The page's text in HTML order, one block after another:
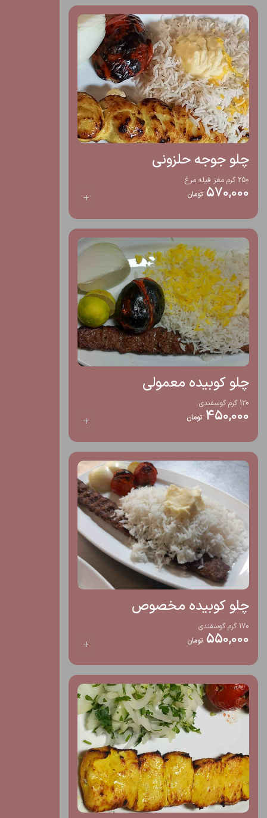
چلو جوجه حلزونی
250 گرم مغز فیله مرغ
570,000 تومان
چلو کوبیده معمولی
120 گرم گوسفندی
450,000 تومان
چلو کوبیده مخصوص
170 گرم گوسفندی
550,000 تومان